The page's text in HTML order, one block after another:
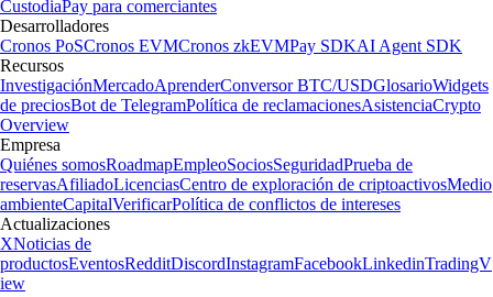
CustodiaPay para comerciantes
Desarrolladores
Cronos PoSCronos EVMCronos zkEVMPay SDKAI Agent SDK
Recursos
InvestigaciónMercadoAprenderConversor BTC/USDGlosarioWidgets
de preciosBot de TelegramPolítica de reclamacionesAsistenciaCrypto
Overview
Empresa
Quiénes somosRoadmapEmpleoSociosSeguridadPrueba de
reservasAfiliadoLicenciasCentro de exploración de criptoactivosMedio
ambienteCapitalVerificarPolítica de conflictos de intereses
Actualizaciones
XNoticias de
productosEventosRedditDiscordInstagramFacebookLinkedinTradingV
iew